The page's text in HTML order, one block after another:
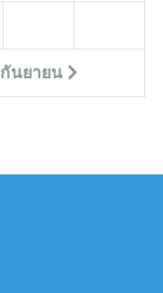
กันยายน